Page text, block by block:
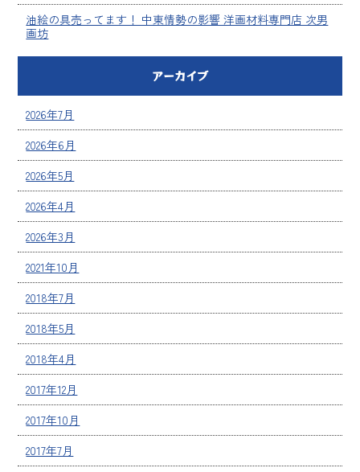
油絵の具売ってます！ 中東情勢の影響 洋画材料専門店 次男
画坊
アーカイブ
2026年7月
2026年6月
2026年5月
2026年4月
2026年3月
2021年10月
2018年7月
2018年5月
2018年4月
2017年12月
2017年10月
2017年7月